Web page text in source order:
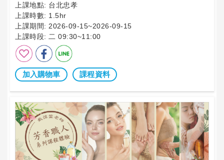
上課地點: 台北忠孝
上課時數: 1.5hr
上課期間: 2026-09-15~2026-09-15
上課時段: 二 09:30~11:00
加入購物車 課程資料